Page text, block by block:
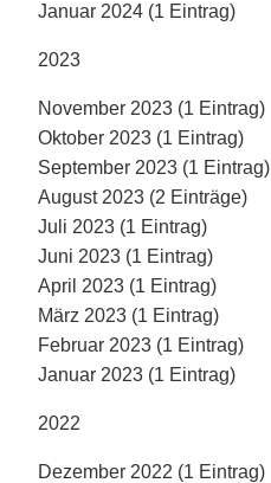
Januar 2024 (1 Eintrag)
2023
November 2023 (1 Eintrag)
Oktober 2023 (1 Eintrag)
September 2023 (1 Eintrag)
August 2023 (2 Einträge)
Juli 2023 (1 Eintrag)
Juni 2023 (1 Eintrag)
April 2023 (1 Eintrag)
März 2023 (1 Eintrag)
Februar 2023 (1 Eintrag)
Januar 2023 (1 Eintrag)
2022
Dezember 2022 (1 Eintrag)